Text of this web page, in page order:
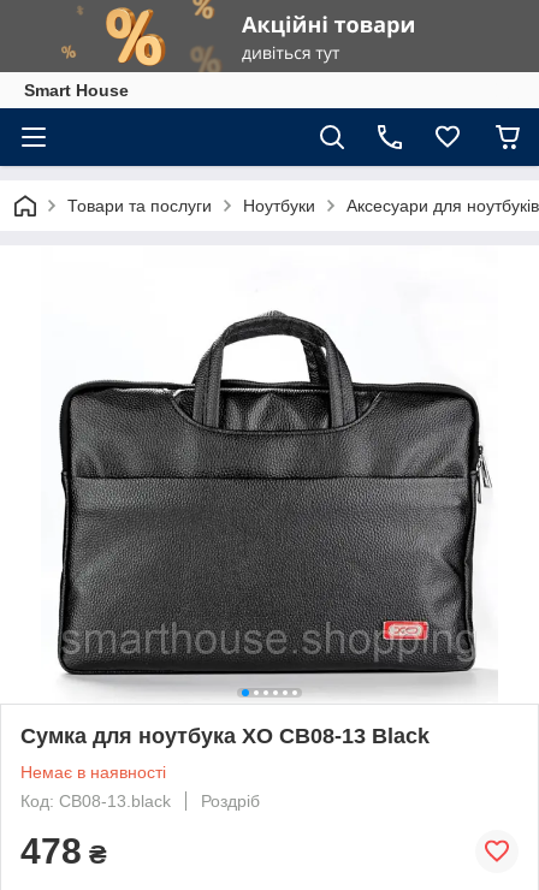
Smart House
Товари та послуги Ноутбуки Аксесуари для ноутбуків
Сумка для ноутбука XO CB08-13 Black
Немає в наявності
Код: CB08-13.black
Роздріб
478 ₴